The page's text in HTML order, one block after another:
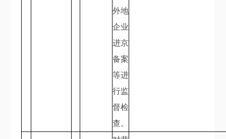
外地
企业
进京
备案
等进
行监
督检
查。